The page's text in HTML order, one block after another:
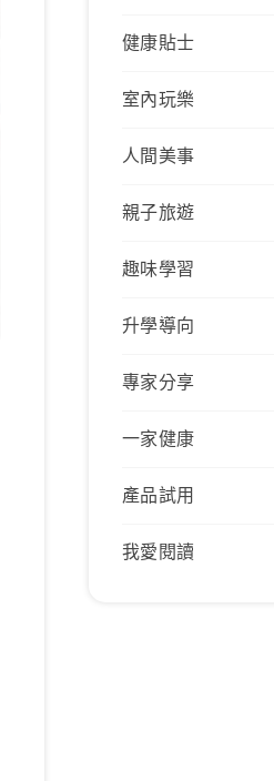
健康貼士
室內玩樂
人間美事
親子旅遊
趣味學習
升學導向
專家分享
一家健康
產品試用
我愛閱讀